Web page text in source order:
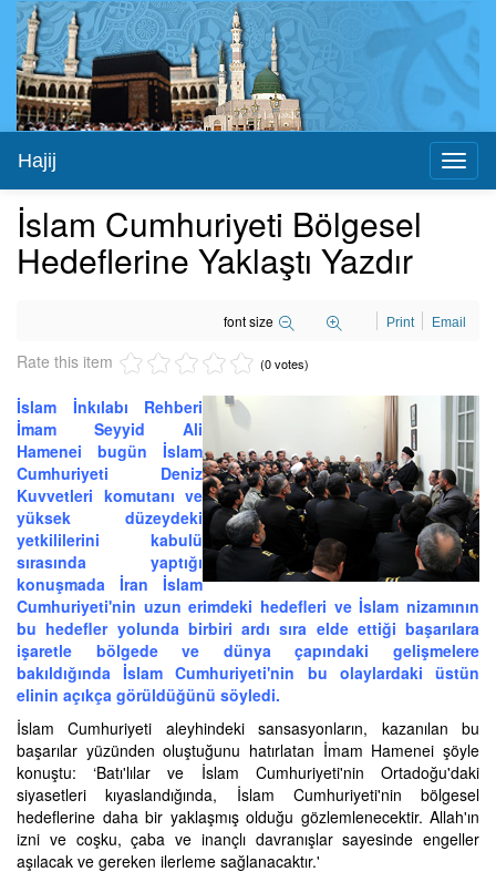
Hajij
İslam Cumhuriyeti Bölgesel
Hedeflerine Yaklaştı Yazdır
font size Print Email
Rate this item (0 votes)
İslam İnkılabı Rehberi
İmam Seyyid Ali
Hamenei bugün İslam
Cumhuriyeti Deniz
Kuvvetleri komutanı ve
yüksek düzeydeki
yetkililerini kabulü
sırasında yaptığı
konuşmada İran İslam
Cumhuriyeti'nin uzun erimdeki hedefleri ve İslam nizamının
bu hedefler yolunda birbiri ardı sıra elde ettiği başarılara
işaretle bölgede ve dünya çapındaki gelişmelere
bakıldığında İslam Cumhuriyeti'nin bu olaylardaki üstün
elinin açıkça görüldüğünü söyledi.
İslam Cumhuriyeti aleyhindeki sansasyonların, kazanılan bu
başarılar yüzünden oluştuğunu hatırlatan İmam Hamenei şöyle
konuştu: ‘Batı'lılar ve İslam Cumhuriyeti'nin Ortadoğu'daki
siyasetleri kıyaslandığında, İslam Cumhuriyeti'nin bölgesel
hedeflerine daha bir yaklaşmış olduğu gözlemlenecektir. Allah'ın
izni ve coşku, çaba ve inançlı davranışlar sayesinde engeller
aşılacak ve gereken ilerleme sağlanacaktır.'